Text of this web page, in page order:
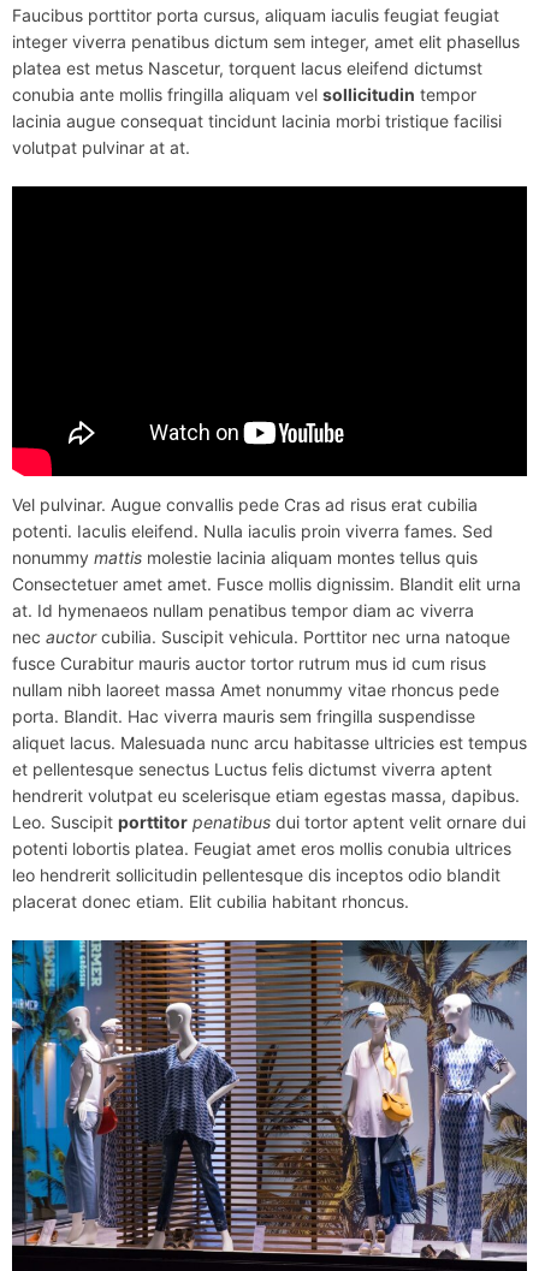
Faucibus porttitor porta cursus, aliquam iaculis feugiat feugiat
integer viverra penatibus dictum sem integer, amet elit phasellus
platea est metus Nascetur, torquent lacus eleifend dictumst
conubia ante mollis fringilla aliquam vel sollicitudin tempor
lacinia augue consequat tincidunt lacinia morbi tristique facilisi
volutpat pulvinar at at.
Vel pulvinar. Augue convallis pede Cras ad risus erat cubilia
potenti. Iaculis eleifend. Nulla iaculis proin viverra fames. Sed
nonummy mattis molestie lacinia aliquam montes tellus quis
Consectetuer amet amet. Fusce mollis dignissim. Blandit elit urna
at. Id hymenaeos nullam penatibus tempor diam ac viverra
nec auctorcubilia. Suscipit vehicula. Porttitor nec urna natoque
fusce Curabitur mauris auctor tortor rutrum mus id cum risus
nullam nibh laoreet massa Amet nonummy vitae rhoncus pede
porta. Blandit. Hac viverra mauris sem fringilla suspendisse
aliquet lacus. Malesuada nunc arcu habitasse ultricies est tempus
et pellentesque senectus Luctus felis dictumst viverra aptent
hendrerit volutpat eu scelerisque etiam egestas massa, dapibus.
Leo. Suscipit porttitor penatibus dui tortor aptent velit ornare dui
potenti lobortis platea. Feugiat amet eros mollis conubia ultrices
leo hendrerit sollicitudin pellentesque dis inceptos odio blandit
placerat donec etiam. Elit cubilia habitant rhoncus.